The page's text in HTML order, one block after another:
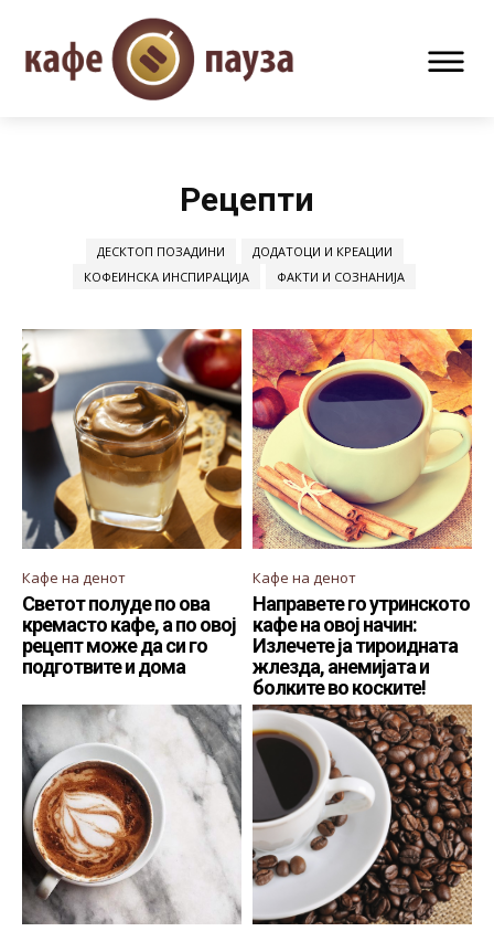
Рецепти
ДЕСКТОП ПОЗАДИНИ
ДОДАТОЦИ И КРЕАЦИИ
КОФЕИНСКА ИНСПИРАЦИЈА
ФАКТИ И СОЗНАНИЈА
Кафе на денот
Светот полуде по ова
кремасто кафе, а по овој
рецепт може да си го
подготвите и дома
Кафе на денот
Направете го утринското
кафе на овој начин:
Излечете ја тироидната
жлезда, анемијата и
болките во коските!